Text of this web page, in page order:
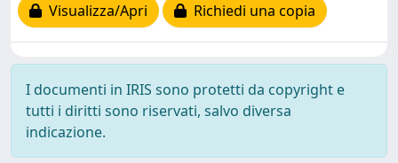
Visualizza/Apri
Richiedi una copia
I documenti in IRIS sono protetti da copyright e
tutti i diritti sono riservati, salvo diversa
indicazione.